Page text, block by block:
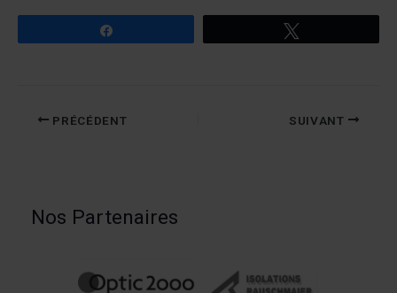
PRÉCÉDENT SUIVANT
Nos Partenaires